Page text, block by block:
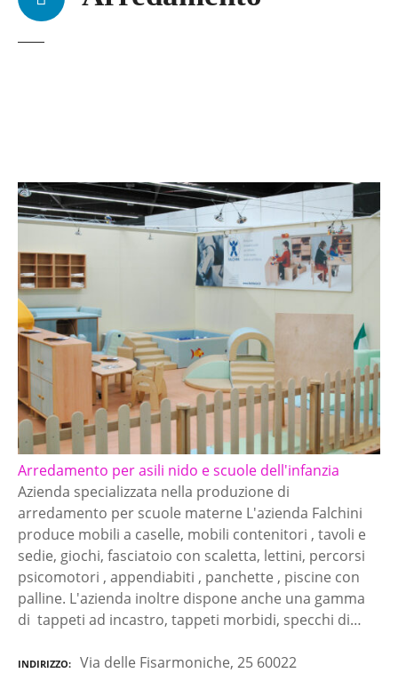
Arredamento per asili nido e scuole dell'infanzia
Azienda specializzata nella produzione di
arredamento per scuole materne L'azienda Falchini
produce mobili a caselle, mobili contenitori , tavoli e
sedie, giochi, fasciatoio con scaletta, lettini, percorsi
psicomotori , appendiabiti , panchette , piscine con
palline. L'azienda inoltre dispone anche una gamma
di tappeti ad incastro, tappeti morbidi, specchi di…
INDIRIZZO
Via delle Fisarmoniche, 25 60022